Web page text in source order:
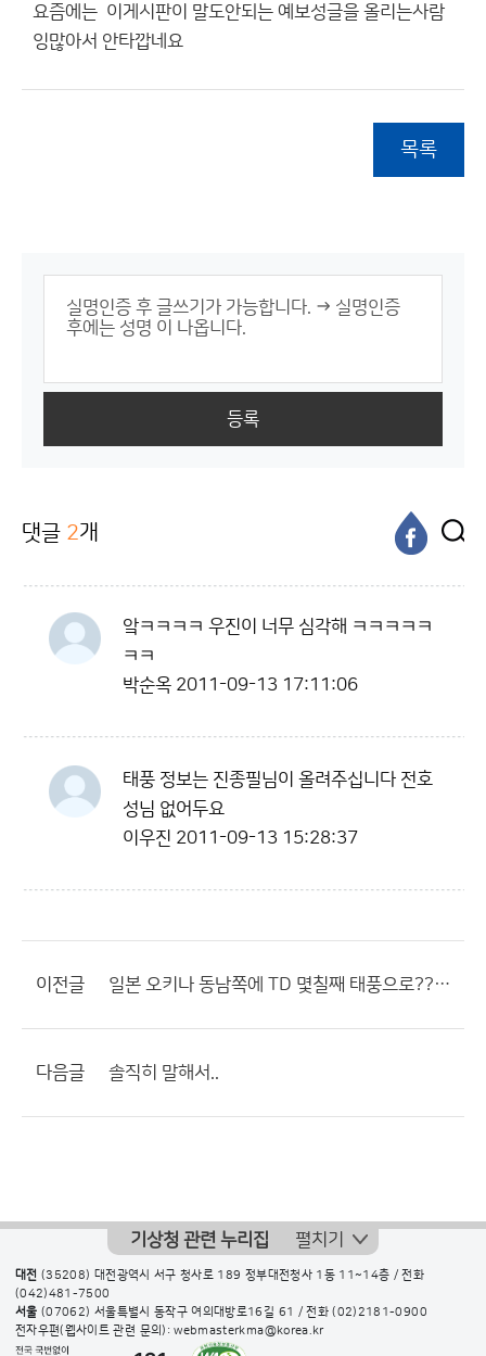
요즘에는 이게시판이 말도안되는 예보성글을 올리는사람
잉많아서 안타깝네요
목록
등록
댓글 2개
앜ㅋㅋㅋㅋ 우진이 너무 심각해 ㅋㅋㅋㅋㅋ
ㅋㅋ
박순옥 2011-09-13 17:11:06
태풍 정보는 진종필님이 올려주십니다 전호
성님 없어두요
이우진 2011-09-13 15:28:37
이전글 일본 오키나 동남쪽에 TD 몇칠째 태풍으로????????
다음글 솔직히 말해서..
기상청 관련 누리집 펼치기
대전 (35208) 대전광역시 서구 청사로 189 정부대전청사 1동 11~14층 / 전화
(042)481-7500
서울 (07062) 서울특별시 동작구 여의대방로16길 61 / 전화(02)2181-0900
전자우편(웹사이트 관련 문의): webmasterkma@korea.kr